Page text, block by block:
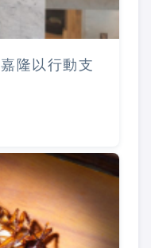
隆以行動支